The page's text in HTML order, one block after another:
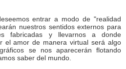
entrar a modo de "realidad
nuestros sentidos externos para
fabricadas y llevarnos a donde
el amor de manera virtual será algo
se nos aparecerán flotando
saber del mundo.